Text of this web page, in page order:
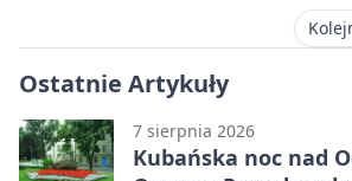
Ostatnie Artykuły
7 sierpnia 2026
Kubańska noc nad